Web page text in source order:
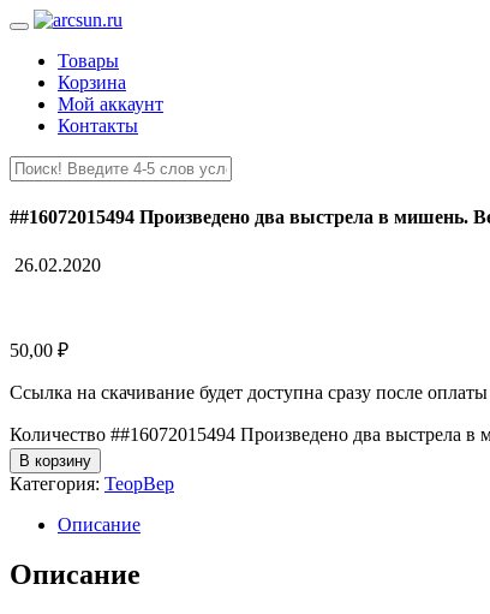
Товары
Корзина
Мой аккаунт
Контакты
##16072015494 Произведено два выстрела в мишень.
26.02.2020
50,00 ₽
Ссылка на скачивание будет доступна сразу после оплаты
Количество ##16072015494 Произведено два выстрела в
В корзину
Категория: ТеорВер
Описание
Описание